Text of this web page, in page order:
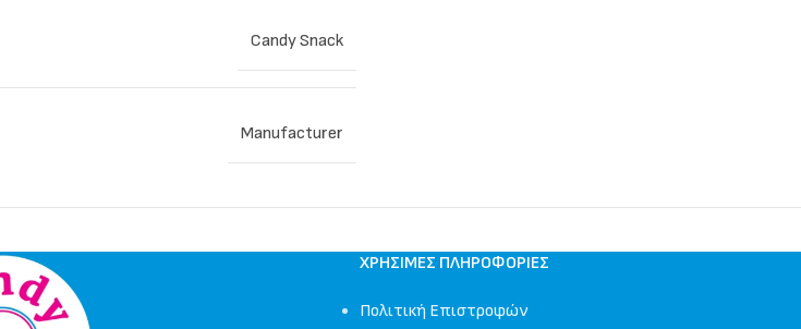
Candy Snack
Manufacturer
ΧΡΉΣΙΜΕΣ ΠΛΗΡΟΦΟΡΊΕΣ
Πολιτική Επιστροφών